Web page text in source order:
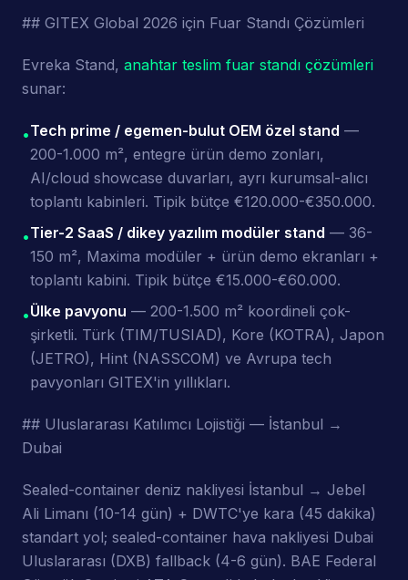
## GITEX Global 2026 için Fuar Standı Çözümleri
Evreka Stand, anahtar teslim fuar standı çözümleri
sunar:
•Tech prime / egemen-bulut OEM özel stand —
200-1.000 m², entegre ürün demo zonları,
AI/cloud showcase duvarları, ayrı kurumsal-alıcı
toplantı kabinleri. Tipik bütçe €120.000-€350.000.
•Tier-2 SaaS / dikey yazılım modüler stand — 36-
150 m², Maxima modüler + ürün demo ekranları +
toplantı kabini. Tipik bütçe €15.000-€60.000.
•Ülke pavyonu — 200-1.500 m² koordineli çok-
şirketli. Türk (TIM/TUSIAD), Kore (KOTRA), Japon
(JETRO), Hint (NASSCOM) ve Avrupa tech
pavyonları GITEX'in yıllıkları.
## Uluslararası Katılımcı Lojistiği — İstanbul →
Dubai
Sealed-container deniz nakliyesi İstanbul → Jebel
Ali Limanı (10-14 gün) + DWTC'ye kara (45 dakika)
standart yol; sealed-container hava nakliyesi Dubai
Uluslararası (DXB) fallback (4-6 gün). BAE Federal